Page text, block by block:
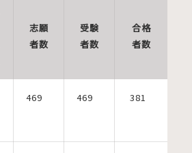
志願
者数
受験
者数
合格
者数
469 469 381